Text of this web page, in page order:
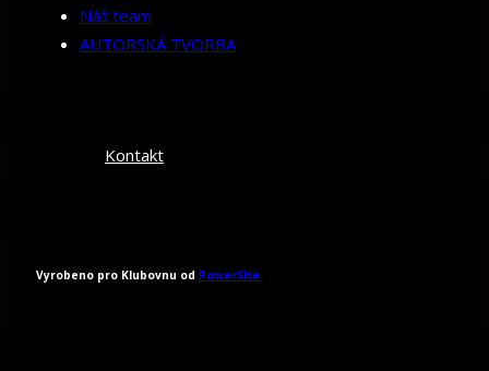
Náš team
AUTORSKÁ TVORBA
Kontakt
Vyrobeno pro Klubovnu od PowerSite.